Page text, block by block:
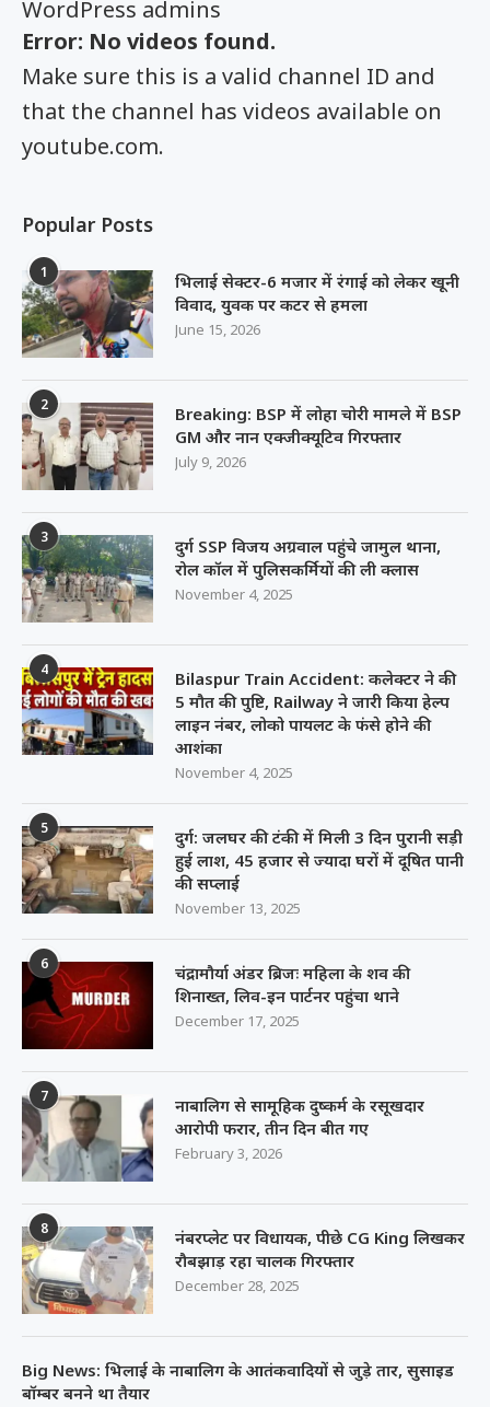
WordPress admins
Error: No videos found.
Make sure this is a valid channel ID and
that the channel has videos available on
youtube.com.
Popular Posts
1
भिलाई सेक्टर-6 मजार में रंगाई को लेकर खूनी
विवाद, युवक पर कटर से हमला
June 15, 2026
2
Breaking: BSP में लोहा चोरी मामले में BSP
GM और नान एक्जीक्यूटिव गिरफ्तार
July 9, 2026
3
दुर्ग SSP विजय अग्रवाल पहुंचे जामुल थाना,
रोल कॉल में पुलिसकर्मियों की ली क्लास
November 4, 2025
4
Bilaspur Train Accident: कलेक्टर ने की
5 मौत की पुष्टि, Railway ने जारी किया हेल्प
लाइन नंबर, लोको पायलट के फंसे होने की
आशंका
November 4, 2025
5
दुर्ग: जलघर की टंकी में मिली 3 दिन पुरानी सड़ी
हुई लाश, 45 हजार से ज्यादा घरों में दूषित पानी
की सप्लाई
November 13, 2025
6
चंद्रामौर्या अंडर ब्रिजः महिला के शव की
शिनाख्त, लिव-इन पार्टनर पहुंचा थाने
December 17, 2025
7
नाबालिग से सामूहिक दुष्कर्म के रसूखदार
आरोपी फरार, तीन दिन बीत गए
February 3, 2026
8
नंबरप्लेट पर विधायक, पीछे CG King लिखकर
रौबझाड़ रहा चालक गिरफ्तार
December 28, 2025
Big News: भिलाई के नाबालिग के आतंकवादियों से जुड़े तार, सुसाइड
बॉम्बर बनने था तैयार